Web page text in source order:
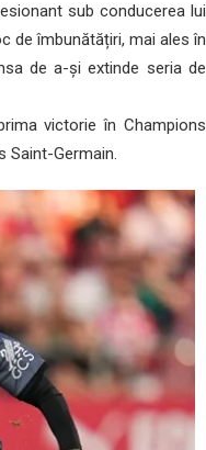
sub conducerea lui
de îmbunătățiri, mai ales în
de a-și extinde seria de
victorie în Champions
Saint-Germain.